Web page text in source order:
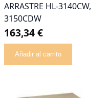
ARRASTRE HL-3140CW,
3150CDW
163,34 €
Añadir al carrito